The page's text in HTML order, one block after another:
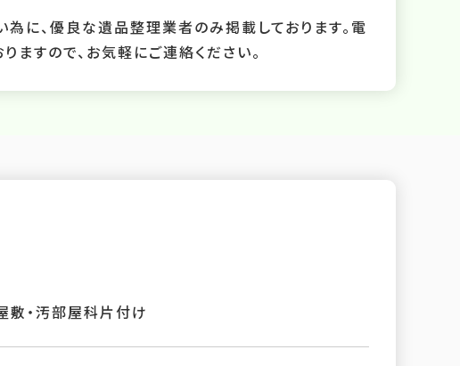
為に、優良な遺品整理業者のみ掲載しております。電
すので、お気軽にご連絡ください。
敷・汚部屋科片付け